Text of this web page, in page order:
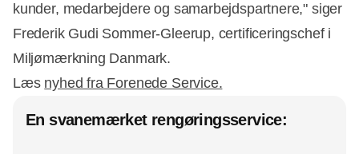
kunder, medarbejdere og samarbejdspartnere," siger
Frederik Gudi Sommer-Gleerup, certificeringschef i
Miljømærkning Danmark.
Læs nyhed fra Forenede Service.
En svanemærket rengøringsservice: